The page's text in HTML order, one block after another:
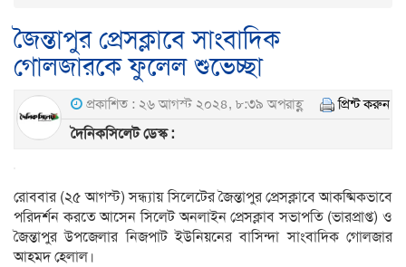
জৈন্তাপুর প্রেসক্লাবে সাংবাদিক
গোলজারকে ফুলেল শুভেচ্ছা
প্রকাশিত : ২৬ আগস্ট ২০২৪, ৮:৩৯ অপরাহ্ণ প্রিন্ট করুন
দৈনিকসিলেট ডেস্ক :
রোববার (২৫ আগস্ট) সন্ধ্যায় সিলেটের জৈন্তাপুর প্রেসক্লাবে আকষ্মিকভাবে
পরিদর্শন করতে আসেন সিলেট অনলাইন প্রেসক্লাব সভাপতি (ভারপ্রাপ্ত) ও
জৈন্তাপুর উপজেলার নিজপাট ইউনিয়নের বাসিন্দা সাংবাদিক গোলজার
আহমদ হেলাল।